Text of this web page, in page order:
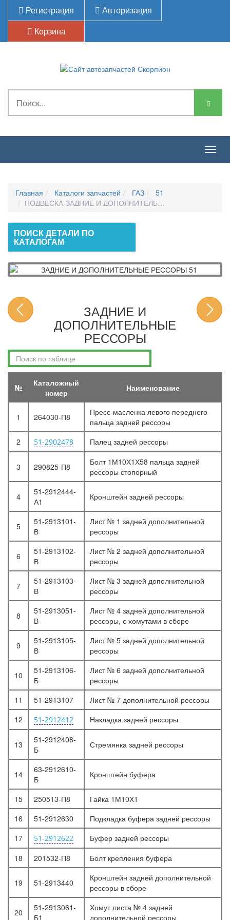
Регистрация
Авторизация
Корзина
Главная Каталоги запчастей ГАЗ
51
ПОДВЕСКА-ЗАДНИЕ И ДОПОЛНИТЕЛЬНЫЕ РЕССОРЫ
ПОИСК ДЕТАЛИ ПО
КАТАЛОГАМ
ЗАДНИЕ И
ДОПОЛНИТЕЛЬНЫЕ
РЕССОРЫ
№
Каталожный
номер
Наименование
1 264030-П8
Пресс-масленка левого переднего
пальца задней рессоры
2
51-2902478 Палец задней рессоры
3 290825-П8
Болт 1М10Х1Х58 пальца задней
рессоры стопорный
4
51-2912444-
А1
Кронштейн задней рессоры
5
51-2913101-
В
Лист № 1 задней дополнительной
рессоры
6
51-2913102-
В
Лист № 2 задней дополнительной
рессоры
7
51-2913103-
В
Лист № 3 задней дополнительной
рессоры
8
51-2913051-
В
Лист № 4 задней дополнительной
рессоры, с хомутами в сборе
9
51-2913105-
В
Лист № 5 задней дополнительной
рессоры
10
51-2913106-
Б
Лист № 6 задней дополнительной
рессоры
11
51-2913107
Лист № 7 дополнительной рессоры
12
51-2912412 Накладка задней рессоры
13
51-2912408-
Б
Стремянка задней рессоры
14
63-2912610-
Б
Кронштейн буфера
15 250513-П8
Гайка 1М10Х1
16
51-2912630
Подкладка буфера задней рессоры
17
51-2912622
Буфер задней рессоры
18
201532-П8 Болт крепления буфера
19 51-2913440
Кронштейн задней дополнительной
рессоры в сборе
20
51-2913061-
Б1
Хомут листа № 4 задней
дополнительной рессоры